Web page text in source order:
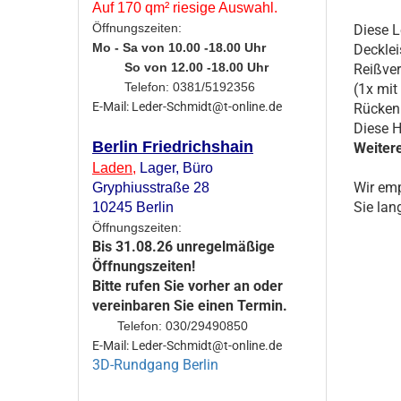
Diese
(1x mit
Diese
Wir
Sie
Auf 170 qm² riesige Auswahl.
Öffnungszeiten:
Mo - Sa von 10.00 -18.00 Uhr
So von 12.00 -18.00 Uhr
Telefon: 0381/5192356
E-Mail: Leder-Schmidt@t-online.de
Berlin Friedrichshain
Laden, Lager, Büro
Gryphiusstraße 28
10245 Berlin
Öffnungszeiten:
Bis 31.08.26 unregelmäßige
Öffnungszeiten!
Bitte rufen Sie vorher an oder
vereinbaren Sie einen Termin.
Telefon: 030/29490850
E-Mail: Leder-Schmidt@t-online.de
3D-Rundgang Berlin